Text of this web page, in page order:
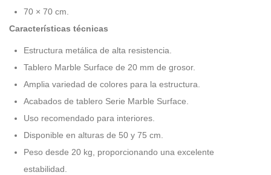
70 × 70 cm.
Características técnicas
Estructura metálica de alta resistencia.
Tablero Marble Surface de 20 mm de grosor.
Amplia variedad de colores para la estructura.
Acabados de tablero Serie Marble Surface.
Uso recomendado para interiores.
Disponible en alturas de 50 y 75 cm.
Peso desde 20 kg, proporcionando una excelente
estabilidad.